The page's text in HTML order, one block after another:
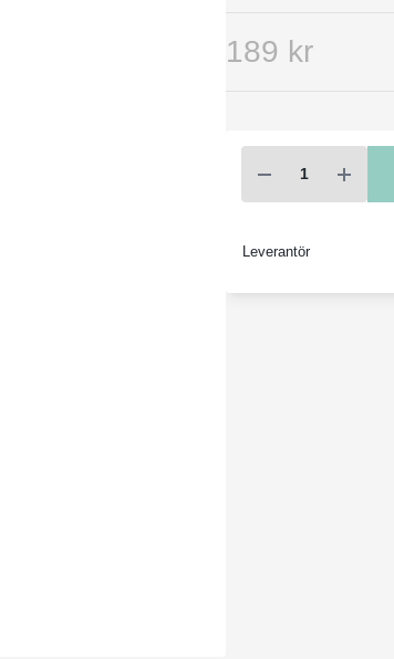
189 kr
Leverantör